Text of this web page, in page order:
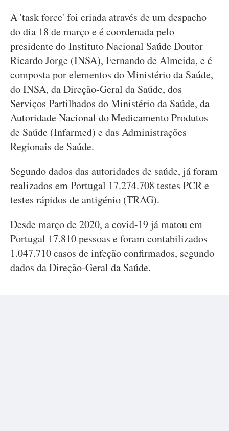
A 'task force' foi criada através de um despacho
do dia 18 de março e é coordenada pelo
presidente do Instituto Nacional Saúde Doutor
Ricardo Jorge (INSA), Fernando de Almeida, e é
composta por elementos do Ministério da Saúde,
do INSA, da Direção-Geral da Saúde, dos
Serviços Partilhados do Ministério da Saúde, da
Autoridade Nacional do Medicamento Produtos
de Saúde (Infarmed) e das Administrações
Regionais de Saúde.
Segundo dados das autoridades de saúde, já foram
realizados em Portugal 17.274.708 testes PCR e
testes rápidos de antigénio (TRAG).
Desde março de 2020, a covid-19 já matou em
Portugal 17.810 pessoas e foram contabilizados
1.047.710 casos de infeção confirmados, segundo
dados da Direção-Geral da Saúde.